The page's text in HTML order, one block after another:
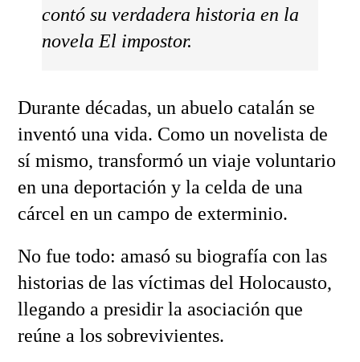
contó su verdadera historia en la
novela El impostor.
Durante décadas, un abuelo catalán se
inventó una vida. Como un novelista de
sí mismo, transformó un viaje voluntario
en una deportación y la celda de una
cárcel en un campo de exterminio.
No fue todo: amasó su biografía con las
historias de las víctimas del Holocausto,
llegando a presidir la asociación que
reúne a los sobrevivientes.